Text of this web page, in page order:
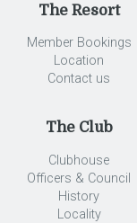
The Resort
Member Bookings
Location
Contact us
The Club
Clubhouse
Officers & Council
History
Locality